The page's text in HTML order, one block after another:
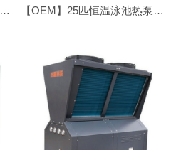
【智恩】25匹恒温泳池热泵●顶吹 【OEM】25匹恒温泳池热泵●侧吹